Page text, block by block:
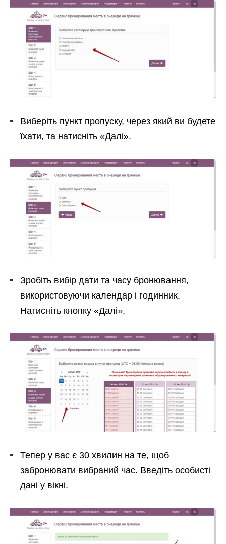
Виберіть пункт пропуску, через який ви будете
їхати, та натисніть «Далі».
Зробіть вибір дати та часу бронювання,
використовуючи календар і годинник.
Натисніть кнопку «Далі».
Тепер у вас є 30 хвилин на те, щоб
забронювати вибраний час. Введіть особисті
дані у вікні.